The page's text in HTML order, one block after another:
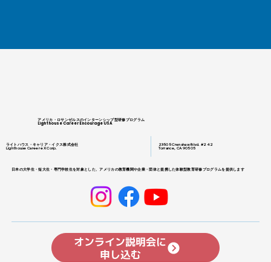
アメリカ・ロサンゼルスのインターンシップ型研修プログラム
Lighthouse Career Encourage USA
ライトハウス・キャリア・イクス株式会社
Lighthouse Career eX Corp.
23505 Crenshaw Blvd. #242
Torrance, CA 90505
日本の大学生・短大生・専門学校生を対象とした、アメリカの教育機関や企業・団体と提携した体験型教育研修プログラムを提供します
オンライン説明会に
申し込む